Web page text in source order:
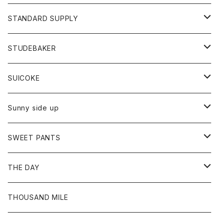
スカート
スカート
Tシャツ
アクセサリー
バック
カットソー
カーディガン
ボトム
ショートパンツ
パンツ
レディース
カットソー
カーディガン
ベスト
トップス
カットソー
ボトム
パンツ
オーバーオール
STANDARD SUPPLY
財布
バッグ
STUDEBAKER
アクセサリー
ブレスレット
リング
SUICOKE
ブーツ
サンダル
Sunny side up
アウター
Ｇジャン
ボトム
ジーンズ
SWEET PANTS
ボトム
ショートパンツ
THE DAY
トップス
THOUSAND MILE